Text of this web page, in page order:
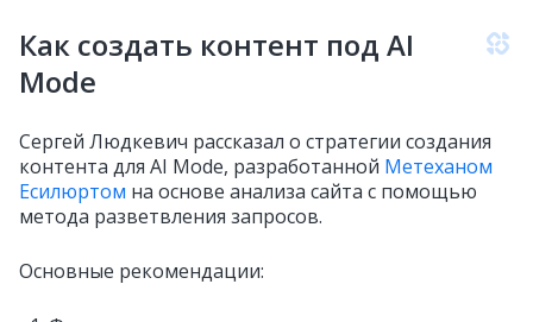
Как создать контент под AI
Mode
Сергей Людкевич рассказал о стратегии создания
контента для AI Mode, разработанной Метеханом
Есилюртом на основе анализа сайта с помощью
метода разветвления запросов.
Основные рекомендации: